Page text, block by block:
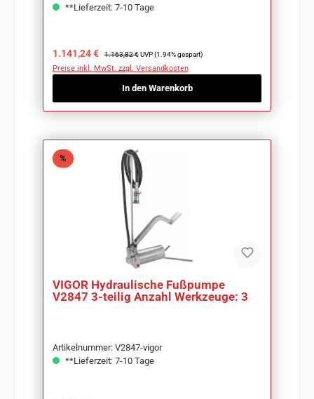
**Lieferzeit: 7-10 Tage
Verkaufspreis:
1.141,24 € Regulärer Preis:
1.163,82 € UVP (1.94% gespart)
Preise inkl. MwSt. zzgl. Versandkosten
In den Warenkorb
%Rabatt
VIGOR Hydraulische Fußpumpe
V2847 3-teilig Anzahl Werkzeuge: 3
Artikelnummer: V2847-vigor
**Lieferzeit: 7-10 Tage